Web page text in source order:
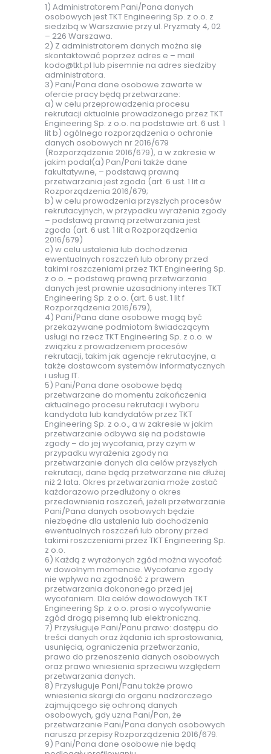
1) Administratorem Pani/Pana danych
osobowych jest TKT Engineering Sp. z o.o. z
siedzibą w Warszawie przy ul. Pryzmaty 4, 02
– 226 Warszawa.
2) Z administratorem danych można się
skontaktować poprzez adres e – mail
kodo@tkt.pl lub pisemnie na adres siedziby
administratora.
3) Pani/Pana dane osobowe zawarte w
ofercie pracy będą przetwarzane:
a) w celu przeprowadzenia procesu
rekrutacji aktualnie prowadzonego przez TKT
Engineering Sp. z o.o. na podstawie art. 6 ust. 1
lit b) ogólnego rozporządzenia o ochronie
danych osobowych nr 2016/679
(Rozporządzenie 2016/679), a w zakresie w
jakim podał(a) Pan/Pani także dane
fakultatywne, – podstawą prawną
przetwarzania jest zgoda (art. 6 ust. 1 lit a
Rozporządzenia 2016/679;
b) w celu prowadzenia przyszłych procesów
rekrutacyjnych, w przypadku wyrażenia zgody
– podstawą prawną przetwarzania jest
zgoda (art. 6 ust. 1 lit a Rozporządzenia
2016/679)
c) w celu ustalenia lub dochodzenia
ewentualnych roszczeń lub obrony przed
takimi roszczeniami przez TKT Engineering Sp.
z o.o. – podstawą prawną przetwarzania
danych jest prawnie uzasadniony interes TKT
Engineering Sp. z o.o. (art. 6 ust. 1 lit f
Rozporządzenia 2016/679),
4) Pani/Pana dane osobowe mogą być
przekazywane podmiotom świadczącym
usługi na rzecz TKT Engineering Sp. z o.o. w
związku z prowadzeniem procesów
rekrutacji, takim jak agencje rekrutacyjne, a
także dostawcom systemów informatycznych
i usług IT.
5) Pani/Pana dane osobowe będą
przetwarzane do momentu zakończenia
aktualnego procesu rekrutacji i wyboru
kandydata lub kandydatów przez TKT
Engineering Sp. z o.o., a w zakresie w jakim
przetwarzanie odbywa się na podstawie
zgody – do jej wycofania, przy czym w
przypadku wyrażenia zgody na
przetwarzanie danych dla celów przyszłych
rekrutacji, dane będą przetwarzane nie dłużej
niż 2 lata. Okres przetwarzania może zostać
każdorazowo przedłużony o okres
przedawnienia roszczeń, jeżeli przetwarzanie
Pani/Pana danych osobowych będzie
niezbędne dla ustalenia lub dochodzenia
ewentualnych roszczeń lub obrony przed
takimi roszczeniami przez TKT Engineering Sp.
z o.o.
6) Każdą z wyrażonych zgód można wycofać
w dowolnym momencie. Wycofanie zgody
nie wpływa na zgodność z prawem
przetwarzania dokonanego przed jej
wycofaniem. Dla celów dowodowych TKT
Engineering Sp. z o.o. prosi o wycofywanie
zgód drogą pisemną lub elektroniczną.
7) Przysługuje Pani/Panu prawo: dostępu do
treści danych oraz żądania ich sprostowania,
usunięcia, ograniczenia przetwarzania,
prawo do przenoszenia danych osobowych
oraz prawo wniesienia sprzeciwu względem
przetwarzania danych.
8) Przysługuje Pani/Panu także prawo
wniesienia skargi do organu nadzorczego
zajmującego się ochroną danych
osobowych, gdy uzna Pani/Pan, że
przetwarzanie Pani/Pana danych osobowych
narusza przepisy Rozporządzenia 2016/679.
9) Pani/Pana dane osobowe nie będą